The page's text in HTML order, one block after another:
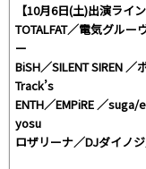
【10月6日(土)出演ライ
TOTALFAT／電気グルー
ー
BiSH／SILENT SIREN
Track’s
ENTH／EMPiRE ／
yosu
ロザリーナ／DJダイノ